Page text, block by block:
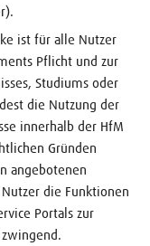
ist für alle Nutzer
Pflicht und zur
Studiums oder
die Nutzung der
innerhalb der HfM
Gründen
angebotenen
die Funktionen
Portals zur